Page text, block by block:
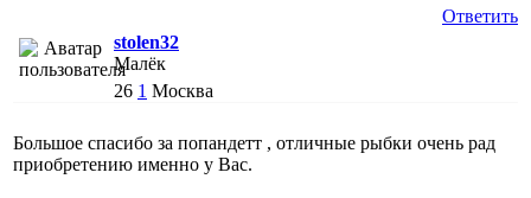
Ответить
stolen32
Малёк
26 1 Москва
Большое спасибо за попандетт , отличные рыбки очень рад
приобретению именно у Вас.